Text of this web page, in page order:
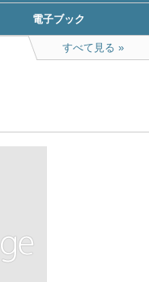
電子ブック
すべて見る